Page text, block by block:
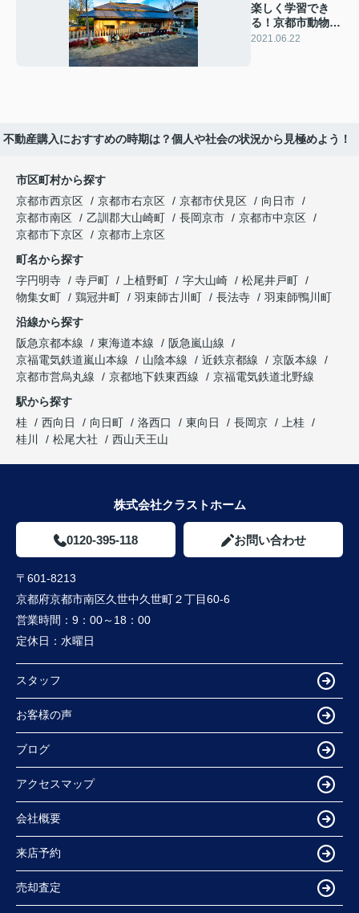
楽しく学習でき
る！京都市動物園
の魅力
2021.06.22
不動産購入におすすめの時期は？個人や社会の状況から見極めよう！
市区町村から探す
京都市西京区
京都市右京区 京都市伏見区
向日市
京都市南区
乙訓郡大山崎町 長岡京市
京都市中京区
京都市下京区
京都市上京区
町名から探す
字円明寺
寺戸町 上植野町 字大山崎
松尾井戸町
物集女町
鶏冠井町 羽束師古川町 長法寺
羽束師鴨川町
沿線から探す
阪急京都本線
東海道本線
阪急嵐山線
京福電気鉄道嵐山本線
山陰本線 近鉄京都線
京阪本線
京都市営烏丸線
京都地下鉄東西線
京福電気鉄道北野線
駅から探す
桂
西向日 向日町 洛西口 東向日 長岡京
上桂
桂川
松尾大社 西山天王山
株式会社クラストホーム
0120-395-118 お問い合わせ
〒601-8213
京都府京都市南区久世中久世町２丁目60-6
営業時間： 9：00～18：00
定休日： 水曜日
スタッフ
お客様の声
ブログ
アクセスマップ
会社概要
来店予約
売却査定